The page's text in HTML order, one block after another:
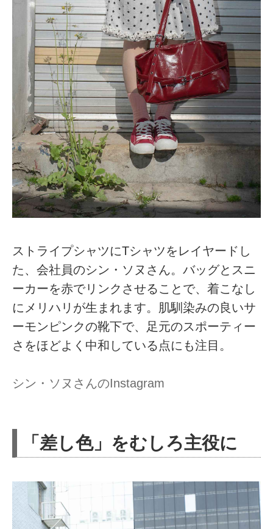
ストライプシャツにTシャツをレイヤードし
た、会社員のシン・ソヌさん。バッグとスニ
ーカーを赤でリンクさせることで、着こなし
にメリハリが生まれます。肌馴染みの良いサ
ーモンピンクの靴下で、足元のスポーティー
さをほどよく中和している点にも注目。
シン・ソヌさんのInstagram
「差し色」をむしろ主役に